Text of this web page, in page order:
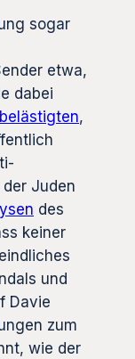
sogar
etwa,
dabei
,
Juden
des
keiner
und
Davie
zum
wie der